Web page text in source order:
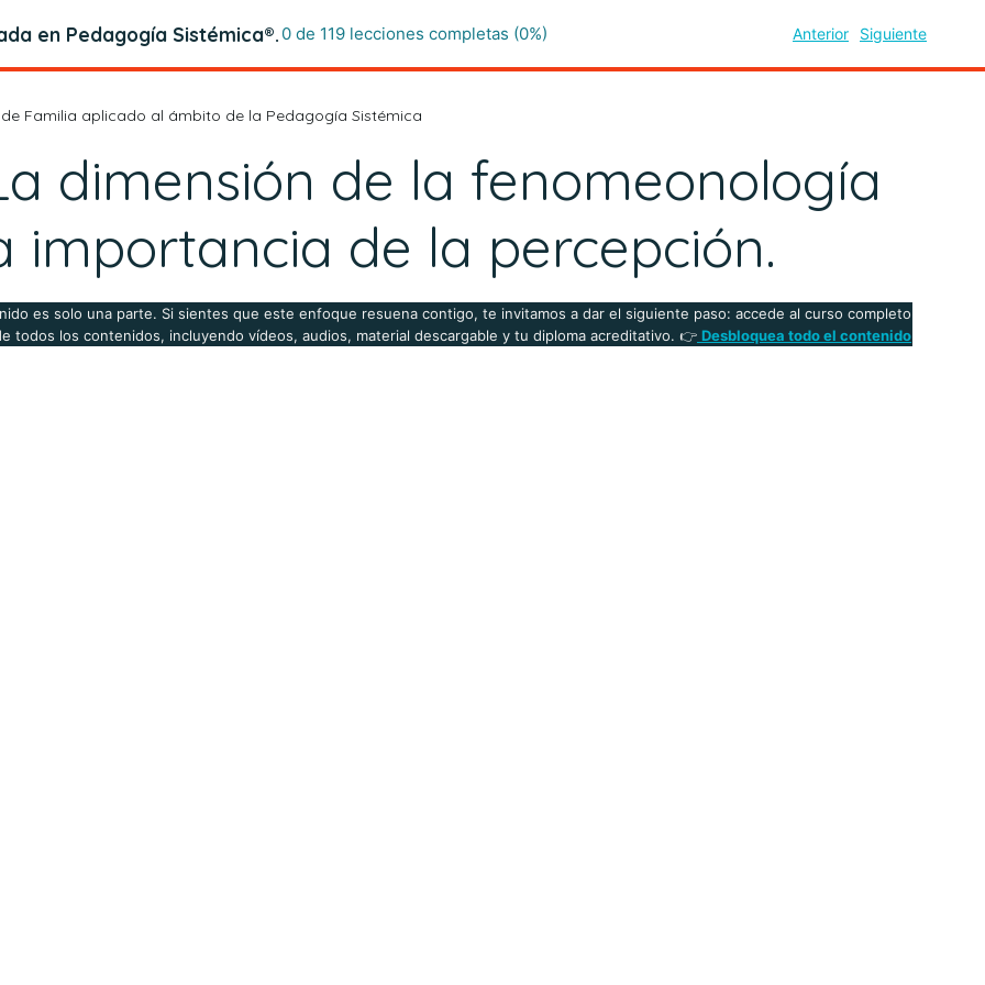
en Pedagogía Sistémica®. 0 de 119 lecciones completas (0%) Anterior Siguiente
de Familia aplicado al ámbito de la Pedagogía Sistémica
dimensión de la fenomeonología
importancia de la percepción.
es solo una parte. Si sientes que este enfoque resuena contigo, te invitamos a dar el siguiente paso: accede al curso completo
todos los contenidos, incluyendo vídeos, audios, material descargable y tu diploma acreditativo. 👉 Desbloquea todo el contenido